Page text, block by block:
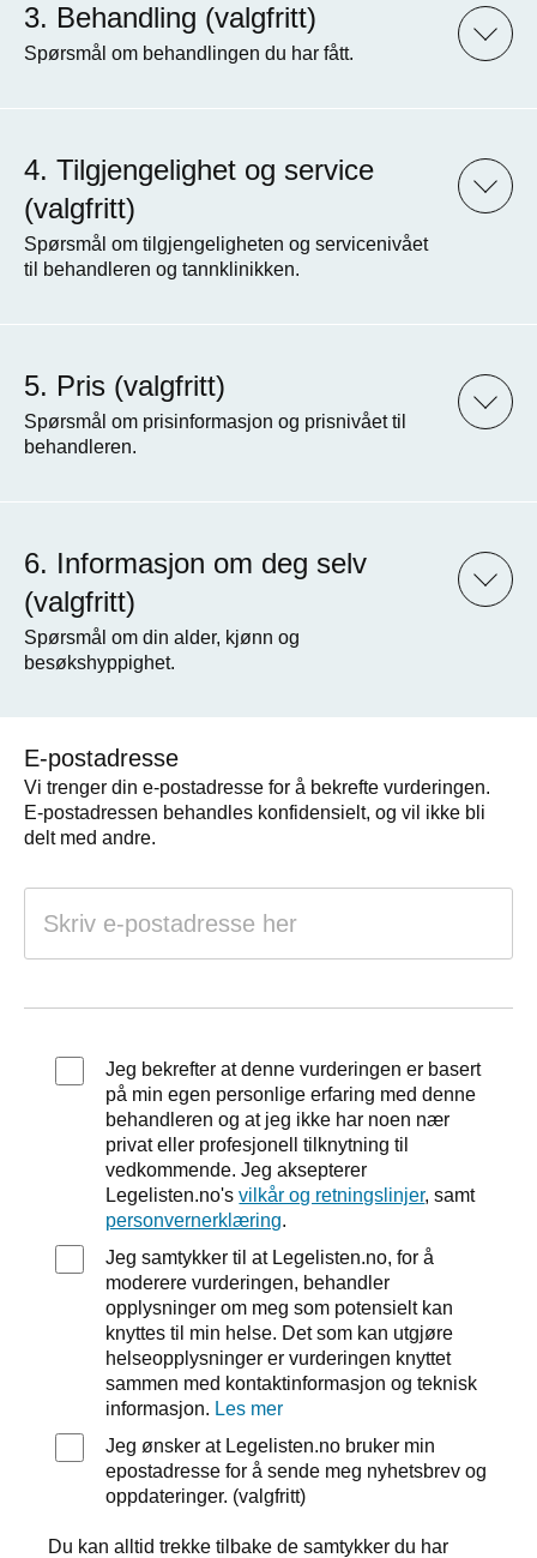
Behandling (valgfritt)
Spørsmål om behandlingen du har fått.
Tilgjengelighet og service
(valgfritt)
Spørsmål om tilgjengeligheten og servicenivået
til behandleren og tannklinikken.
Pris (valgfritt)
Spørsmål om prisinformasjon og prisnivået til
behandleren.
Informasjon om deg selv
(valgfritt)
Spørsmål om din alder, kjønn og
besøkshyppighet.
E-postadresse
Vi trenger din e-postadresse for å bekrefte vurderingen.
E-postadressen behandles konfidensielt, og vil ikke bli
delt med andre.
Jeg bekrefter at denne vurderingen er basert
på min egen personlige erfaring med denne
behandleren og at jeg ikke har noen nær
privat eller profesjonell tilknytning til
vedkommende. Jeg aksepterer
Legelisten.no'svilkår og retningslinjer, samt
personvernerklæring.
Jeg samtykker til at Legelisten.no, for å
moderere vurderingen, behandler
opplysninger om meg som potensielt kan
knyttes til min helse. Det som kan utgjøre
helseopplysninger er vurderingen knyttet
sammen med kontaktinformasjon og teknisk
informasjon. Les mer
Jeg ønsker at Legelisten.no bruker min
epostadresse for å sende meg nyhetsbrev og
oppdateringer. (valgfritt)
Du kan alltid trekke tilbake de samtykker du har